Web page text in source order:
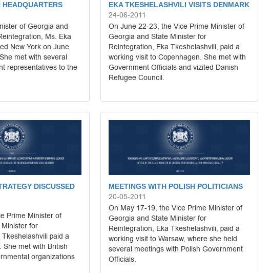
HEADQUARTERS
of Georgia and
Ms. Eka
New York on June
met with several
representatives to the
EKA TKESHELASHVILI VISITS DENMARK
24-06-2011
On June 22-23, the Vice Prime Minister of
Georgia and State Minister for
Reintegration, Eka Tkeshelashvili, paid a
working visit to Copenhagen. She met with
Government Officials and vizited Danish
Refugee Council.
DISCUSSED
Prime Minister of
for
paid a
She met with British
organizations
MEETINGS WITH POLISH POLITICIANS
20-05-2011
On May 17-19, the Vice Prime Minister of
Georgia and State Minister for
Reintegration, Eka Tkeshelashvili, paid a
working visit to Warsaw, where she held
several meetings with Polish Government
Officials.